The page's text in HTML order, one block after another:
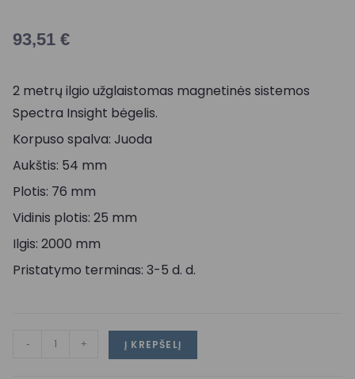
93,51 €
2 metrų ilgio užglaistomas magnetinės sistemos
Spectra Insight bėgelis.
Korpuso spalva: Juoda
Aukštis: 54 mm
Plotis: 76 mm
Vidinis plotis: 25 mm
Ilgis: 2000 mm
Pristatymo terminas: 3-5 d. d.
- + Į KREPŠELĮ